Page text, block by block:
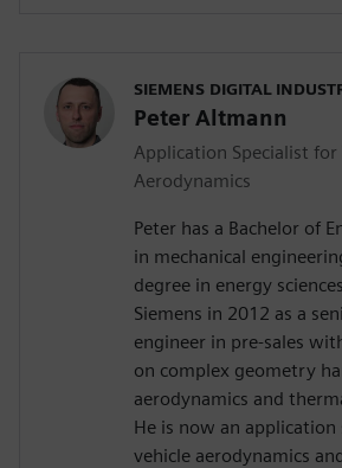
SIEMENS DIGITAL
Peter Altmann
Application Specialist for
Aerodynamics
Peter has a Bachelor of
in mechanical
degree in energy
Siemens in 2012 as a
engineer in pre-sales
on complex geometry
aerodynamics and
He is now an application
vehicle aerodynamics